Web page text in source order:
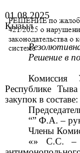
01.08.2025
Кызыл
Решение в
Комиссия
Республике
закупок в составе:
“” Ф.А. –
Члены
«» С.С. –